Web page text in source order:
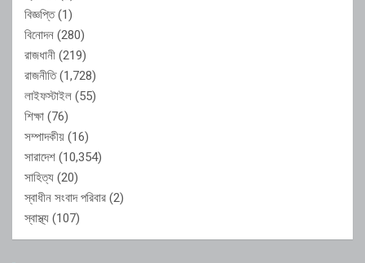
বিজ্ঞপ্তি(1)
বিনোদন (280)
রাজধানী (219)
রাজনীতি(1,728)
লাইফস্টাইল (55)
শিক্ষা (76)
সম্পাদকীয় (16)
সারাদেশ (10,354)
সাহিত্য (20)
স্বাধীন সংবাদ পরিবার (2)
স্বাস্থ্য (107)